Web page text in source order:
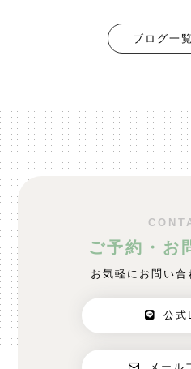
ブログ一
ご予約・お
お気軽にお問い合
公式